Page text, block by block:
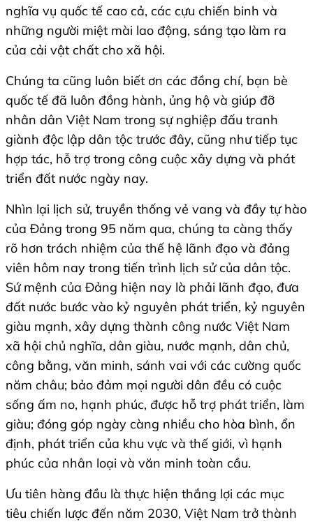
nghĩa vụ quốc tế cao cả, các cựu chiến binh và
những người miệt mài lao động, sáng tạo làm ra
của cải vật chất cho xã hội.
Chúng ta cũng luôn biết ơn các đồng chí, bạn bè
quốc tế đã luôn đồng hành, ủng hộ và giúp đỡ
nhân dân Việt Nam trong sự nghiệp đấu tranh
giành độc lập dân tộc trước đây, cũng như tiếp tục
hợp tác, hỗ trợ trong công cuộc xây dựng và phát
triển đất nước ngày nay.
Nhìn lại lịch sử, truyền thống vẻ vang và đầy tự hào
của Đảng trong 95 năm qua, chúng ta càng thấy
rõ hơn trách nhiệm của thế hệ lãnh đạo và đảng
viên hôm nay trong tiến trình lịch sử của dân tộc.
Sứ mệnh của Đảng hiện nay là phải lãnh đạo, đưa
đất nước bước vào kỷ nguyên phát triển, kỷ nguyên
giàu mạnh, xây dựng thành công nước Việt Nam
xã hội chủ nghĩa, dân giàu, nước mạnh, dân chủ,
công bằng, văn minh, sánh vai với các cường quốc
năm châu; bảo đảm mọi người dân đều có cuộc
sống ấm no, hạnh phúc, được hỗ trợ phát triển, làm
giàu; đóng góp ngày càng nhiều cho hòa bình, ổn
định, phát triển của khu vực và thế giới, vì hạnh
phúc của nhân loại và văn minh toàn cầu.
Ưu tiên hàng đầu là thực hiện thắng lợi các mục
tiêu chiến lược đến năm 2030, Việt Nam trở thành